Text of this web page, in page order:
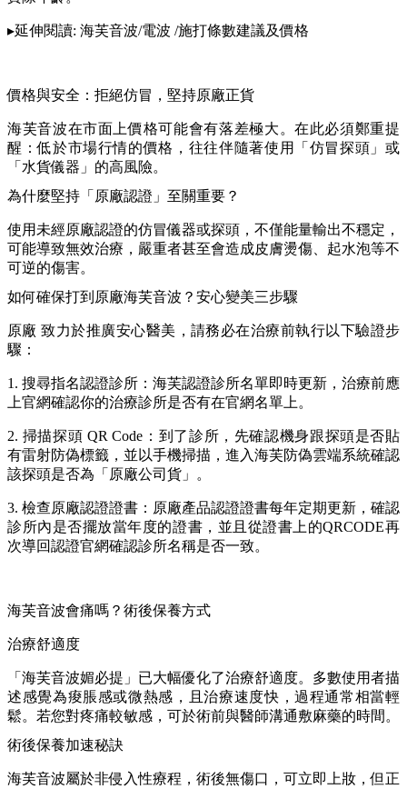
▸延伸閱讀: 海芙音波/電波 /施打條數建議及價格
價格與安全：拒絕仿冒，堅持原廠正貨
海芙音波在市面上價格可能會有落差極大。在此必須鄭重提
醒：低於市場行情的價格，往往伴隨著使用「仿冒探頭」或
「水貨儀器」的高風險。
為什麼堅持「原廠認證」至關重要？
使用未經原廠認證的仿冒儀器或探頭，不僅能量輸出不穩定，
可能導致無效治療，嚴重者甚至會造成皮膚燙傷、起水泡等不
可逆的傷害。
如何確保打到原廠海芙音波？安心變美三步驟
原廠 致力於推廣安心醫美，請務必在治療前執行以下驗證步
驟：
1. 搜尋指名認證診所：海芙認證診所名單即時更新，治療前應
上官網確認你的治療診所是否有在官網名單上。
2. 掃描探頭 QR Code：到了診所，先確認機身跟探頭是否貼
有雷射防偽標籤，並以手機掃描，進入海芙防偽雲端系統確認
該探頭是否為「原廠公司貨」。
3. 檢查原廠認證證書：原廠產品認證證書每年定期更新，確認
診所內是否擺放當年度的證書，並且從證書上的QRCODE再
次導回認證官網確認診所名稱是否一致。
海芙音波會痛嗎？術後保養方式
治療舒適度
「海芙音波媚必提」已大幅優化了治療舒適度。多數使用者描
述感覺為痠脹感或微熱感，且治療速度快，過程通常相當輕
鬆。若您對疼痛較敏感，可於術前與醫師溝通敷麻藥的時間。
術後保養加速秘訣
海芙音波屬於非侵入性療程，術後無傷口，可立即上妝，但正